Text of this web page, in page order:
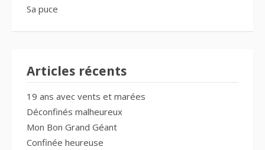
Sa puce
Articles récents
19 ans avec vents et marées
Déconfinés malheureux
Mon Bon Grand Géant
Confinée heureuse